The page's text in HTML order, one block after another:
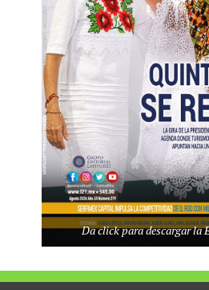
Tecnológico de Monterrey
3 agosto, 2026
Promoción
1 abril, 2026
Industria
31 marzo,
Da click para descargar la